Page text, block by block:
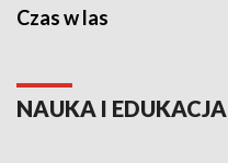
Czas w las
NAUKA I EDUKACJA